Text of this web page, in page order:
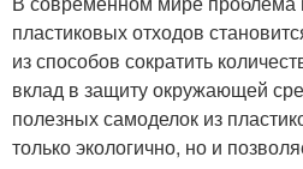
пластиковых отходов
из способов сократить
вклад в защиту окружающей
полезных самоделок из
только экологично, но и